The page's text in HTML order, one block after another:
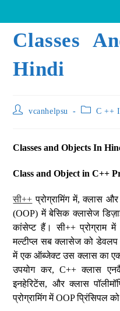
Classes
Hindi
vcanhelpsu C ++
Classes and Objects In
Class and Object in C++
सी++ प्रोग्रामिंग में, क्लास
(OOP) में बेसिक क्लासेज
कांसेप्ट हैं। सी++
मल्टीप्ल सब क्लासेज को डेवलप
में एक ऑब्जेक्ट उस क्लास का एक
उपयोग कर, C++ क्लास
इनहेरिटेंस, और क्लास
प्रोग्रामिंग में OOP प्रिंसिपल